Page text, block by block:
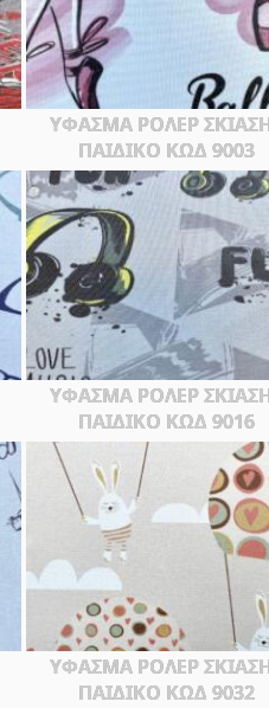
ΥΦΑΣΜΑ ΡΟΛΕΡ
ΠΑΙΔΙΚΟ ΚΩΔ 9003
ΥΦΑΣΜΑ ΡΟΛΕΡ
ΠΑΙΔΙΚΟ ΚΩΔ 9016
ΥΦΑΣΜΑ ΡΟΛΕΡ
ΠΑΙΔΙΚΟ ΚΩΔ 9032